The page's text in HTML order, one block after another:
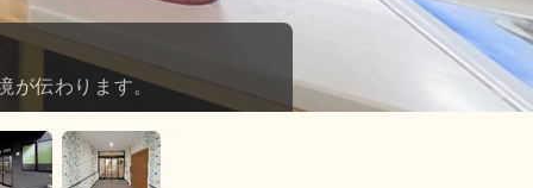
が伝わります。